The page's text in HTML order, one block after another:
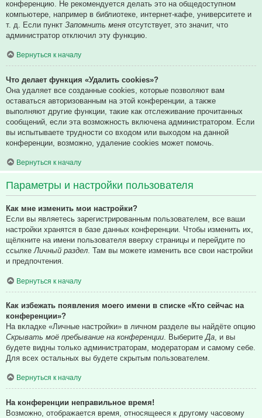
конференцию. Не рекомендуется делать это на общедоступном
компьютере, например в библиотеке, интернет-кафе, университете и
т. д. Если пункт Запомнить меня отсутствует, это значит, что
администратор отключил эту функцию.
Вернуться к началу
Что делает функция «Удалить cookies»?
Она удаляет все созданные cookies, которые позволяют вам
оставаться авторизованным на этой конференции, а также
выполняют другие функции, такие как отслеживание прочитанных
сообщений, если эта возможность включена администратором. Если
вы испытываете трудности со входом или выходом на данной
конференции, возможно, удаление cookies может помочь.
Вернуться к началу
Параметры и настройки пользователя
Как мне изменить мои настройки?
Если вы являетесь зарегистрированным пользователем, все ваши
настройки хранятся в базе данных конференции. Чтобы изменить их,
щёлкните на имени пользователя вверху страницы и перейдите по
ссылке Личный раздел . Там вы можете изменить все свои настройки
и предпочтения.
Вернуться к началу
Как избежать появления моего имени в списке «Кто сейчас на
конференции»?
На вкладке «Личные настройки» в личном разделе вы найдёте опцию
Скрывать моё пребывание на конференции . Выберите Да , и вы
будете видны только администраторам, модераторам и самому себе.
Для всех остальных вы будете скрытым пользователем.
Вернуться к началу
На конференции неправильное время!
Возможно, отображается время, относящееся к другому часовому